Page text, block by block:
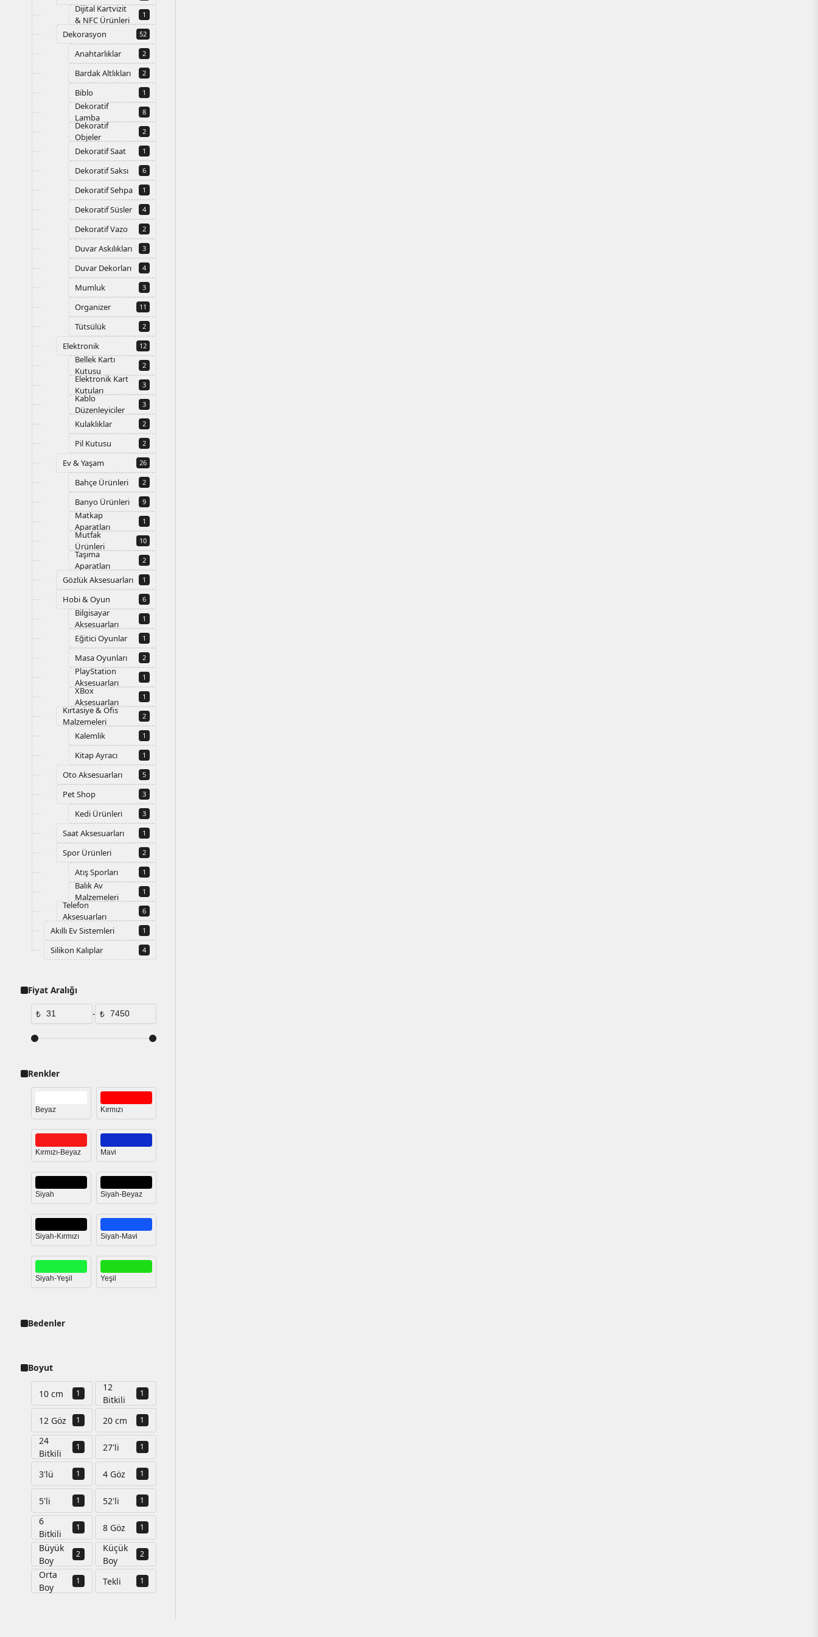
Dijital Kartvizit
& NFC Ürünleri
1
Dekorasyon 52
Anahtarlıklar 2
Bardak Altlıkları 2
Biblo 1
Dekoratif
Lamba
8
Dekoratif
Objeler
2
Dekoratif Saat 1
Dekoratif Saksı 6
Dekoratif Sehpa 1
Dekoratif Süsler 4
Dekoratif Vazo 2
Duvar Askılıkları 3
Duvar Dekorları 4
Mumluk 3
Organizer 11
Tütsülük 2
Elektronik 12
Bellek Kartı
Kutusu
2
Elektronik Kart
Kutuları
3
Kablo
Düzenleyiciler
3
Kulaklıklar 2
Pil Kutusu 2
Ev & Yaşam 26
Bahçe Ürünleri 2
Banyo Ürünleri 9
Matkap
Aparatları
1
Mutfak
Ürünleri
10
Taşıma
Aparatları
2
Gözlük Aksesuarları 1
Hobi & Oyun 6
Bilgisayar
Aksesuarları
1
Eğitici Oyunlar 1
Masa Oyunları 2
PlayStation
Aksesuarları
1
XBox
Aksesuarları
1
Kırtasiye & Ofis
Malzemeleri
2
Kalemlik 1
Kitap Ayracı 1
Oto Aksesuarları 5
Pet Shop 3
Kedi Ürünleri 3
Saat Aksesuarları 1
Spor Ürünleri 2
Atış Sporları 1
Balık Av
Malzemeleri
1
Telefon
Aksesuarları
6
Akıllı Ev Sistemleri 1
Silikon Kalıplar 4
Fiyat Aralığı
₺ - ₺
Renkler
Beyaz Kırmızı
Kırmızı-Beyaz Mavi
Siyah Siyah-Beyaz
Siyah-Kırmızı Siyah-Mavi
Siyah-Yeşil Yeşil
Bedenler
Boyut
10 cm 1
12
Bitkili
1
12 Göz 1 20 cm 1
24
Bitkili
1 27'li 1
3'lü 1 4 Göz 1
5'li 1 52'li 1
6
Bitkili
1 8 Göz 1
Büyük
Boy
2
Küçük
Boy
2
Orta
Boy
1 Tekli 1